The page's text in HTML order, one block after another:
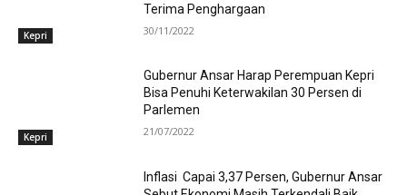
Kepri
Terima Penghargaan
30/11/2022
Kepri
Gubernur Ansar Harap Perempuan Kepri
Bisa Penuhi Keterwakilan 30 Persen di
Parlemen
21/07/2022
Inflasi Capai 3,37 Persen, Gubernur Ansar